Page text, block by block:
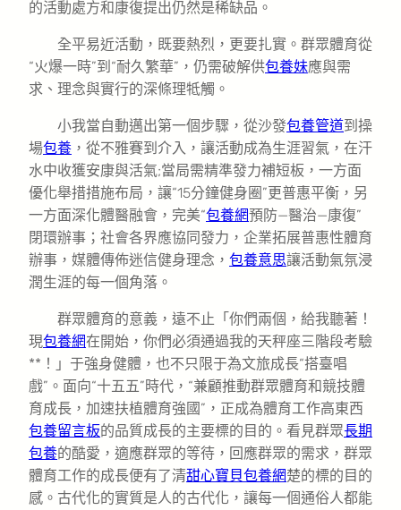
的活動處方和康復提出仍然是稀缺品。
全平易近活動，既要熱烈，更要扎實。群眾體育從
“火爆一時”到“耐久繁華”，仍需破解供包養妹應與需
求、理念與實行的深條理牴觸。
小我當自動邁出第一個步驟，從沙發包養管道到操
場包養 ，從不雅賽到介入，讓活動成為生涯習氣，在汗
水中收獲安康與活氣;當局需精準發力補短板，一方面
優化舉措措施布局，讓“15分鐘健身圈”更普惠平衡，另
一方面深化體醫融會，完美“包養網預防—醫治—康復”
閉環辦事；社會各界應協同發力，企業拓展普惠性體育
辦事，媒體傳佈迷信健身理念， 包養意思讓活動氣氛浸
潤生涯的每一個角落。
群眾體育的意義，遠不止「你們兩個，給我聽著！
現包養網在開始，你們必須通過我的天秤座三階段考驗
**！」于強身健體，也不只限于為文旅成長“搭臺唱
戲”。面向“十五五”時代，“兼顧推動群眾體育和競技體
育成長，加速扶植體育強國”，正成為體育工作高東西
包養留言板的品質成長的主要標的目的。看見群眾長期
包養的酷愛，適應群眾的等待，回應群眾的需求，群眾
體育工作的成長便有了清甜心寶貝包養網楚的標的目的
感。古代化的實質是人的古代化，讓每一個通俗人都能